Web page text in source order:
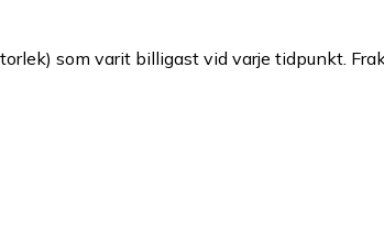
som varit billigast vid varje tidpunkt.